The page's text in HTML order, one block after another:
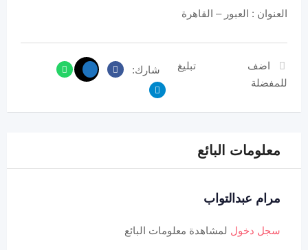
العنوان : العبور – القاهرة
اضف
للمفضلة
تبليغ شارك:
معلومات البائع
مرام عبدالتواب
سجل دخول لمشاهدة معلومات البائع